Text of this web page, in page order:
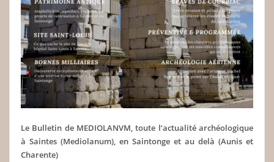
Le Bulletin de MEDIOLANVM, toute l’actualité archéologique
à Saintes (Mediolanum), en Saintonge et au delà (Aunis et
Charente)